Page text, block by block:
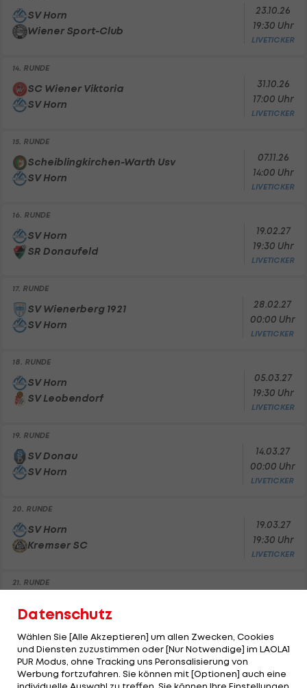
SV Horn
Wiener Sport-Club
23.10.26
19:30 Uhr
LIVETICKER
14. RUNDE
SC Wiener Viktoria
SV Horn
31.10.26
17:00 Uhr
LIVETICKER
15. RUNDE
Scheiblingkirchen-Warth Usv
SV Horn
07.11.26
14:00 Uhr
LIVETICKER
16. RUNDE
SV Horn
SR Donaufeld
19.02.27
19:30 Uhr
LIVETICKER
17. RUNDE
SV Wienerberg 1921
SV Horn
28.02.27
00:00 Uhr
LIVETICKER
18. RUNDE
SV Horn
SV Leobendorf
05.03.27
19:30 Uhr
LIVETICKER
19. RUNDE
SV Donau
SV Horn
14.03.27
00:00 Uhr
LIVETICKER
20. RUNDE
SV Horn
Kremser SC
19.03.27
19:30 Uhr
LIVETICKER
21. RUNDE
SV Horn
SV Horn
02.04.27
Datenschutz
Wählen Sie [Alle Akzeptieren] um allen Zwecken, Cookies
und Diensten zuzustimmen oder [Nur Notwendige] im LAOLA1
PUR Modus, ohne Tracking uns Peronsalisierung von
Werbung fortzufahren. Sie können mit [Optionen] auch eine